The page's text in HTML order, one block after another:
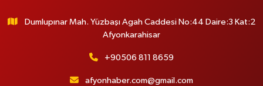
Dumlupınar Mah. Yüzbaşı Agah Caddesi No:44 Daire:3 Kat:2
Afyonkarahisar
+90506 811 8659
afyonhaber.com@gmail.com